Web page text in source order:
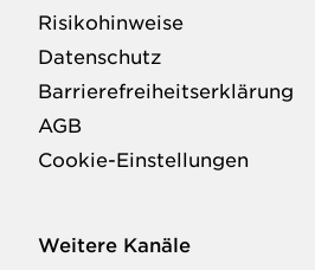
Risikohinweise
Datenschutz
Barrierefreiheitserklärung
AGB
Cookie-Einstellungen
Weitere Kanäle